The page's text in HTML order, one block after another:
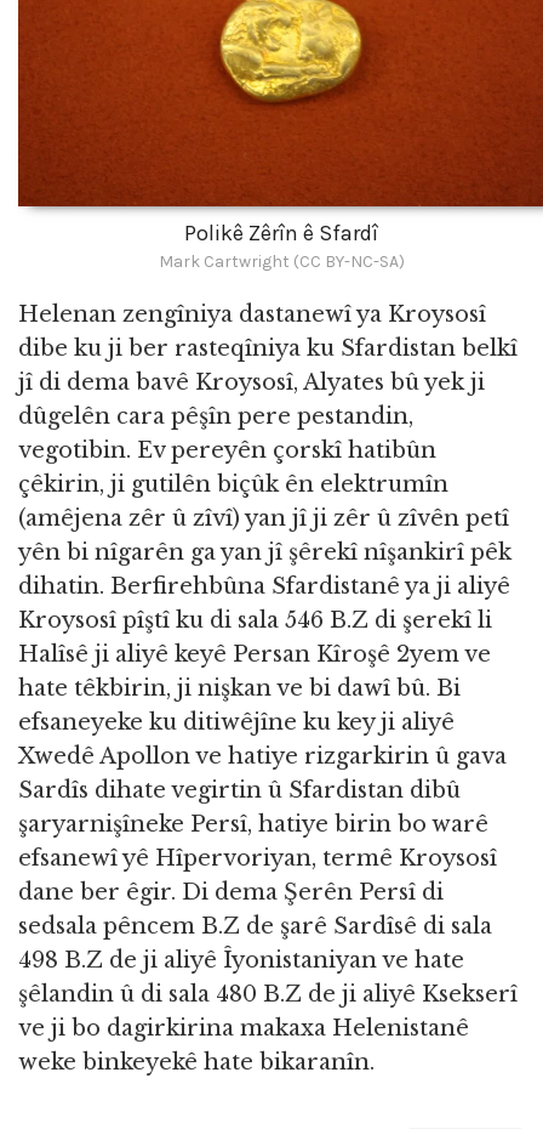
Polikê Zêrîn ê Sfardî
Mark Cartwright (CC BY-NC-SA)
Helenan zengîniya dastanewî ya Kroysosî
dibe ku ji ber rasteqîniya ku Sfardistan belkî
jî di dema bavê Kroysosî, Alyates bû yek ji
dûgelên cara pêşîn pere pestandin,
vegotibin. Ev pereyên çorskî hatibûn
çêkirin, ji gutilên biçûk ên elektrumîn
(amêjena zêr û zîvî) yan jî ji zêr û zîvên petî
yên bi nîgarên ga yan jî şêrekî nîşankirî pêk
dihatin. Berfirehbûna Sfardistanê ya ji aliyê
Kroysosî pîştî ku di sala 546 B.Z di şerekî li
Halîsê ji aliyê keyê Persan Kîroşê 2yem ve
hate têkbirin, ji nişkan ve bi dawî bû. Bi
efsaneyeke ku ditiwêjîne ku key ji aliyê
Xwedê Apollon ve hatiye rizgarkirin û gava
Sardîs dihate vegirtin û Sfardistan dibû
şaryarnişîneke Persî, hatiye birin bo warê
efsanewî yê Hîpervoriyan, termê Kroysosî
dane ber êgir. Di dema Şerên Persî di
sedsala pêncem B.Z de şarê Sardîsê di sala
498 B.Z de ji aliyê Îyonistaniyan ve hate
şêlandin û di sala 480 B.Z de ji aliyê Ksekserî
ve ji bo dagirkirina makaxa Helenistanê
weke binkeyekê hate bikaranîn.